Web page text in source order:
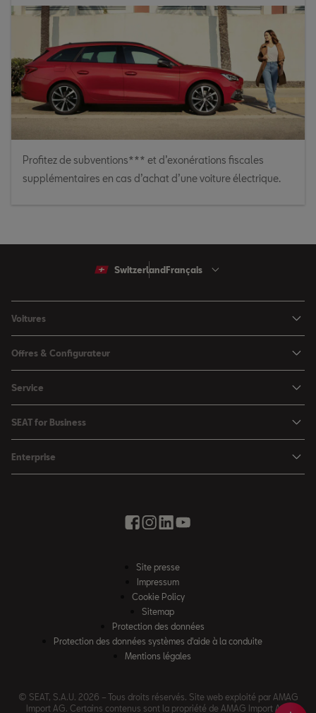
Profitez de subventions*** et d’exonérations fiscales
supplémentaires en cas d’achat d’une voiture électrique.
Switzerland Français
Voitures
Ibiza
Leon
Leon Sportstourer
Ateca
Offres & Configurateur
Offres
Catalogues & les listes de prix
SEAT Occasion Plus
Boutique d'accessoires
Service
SEAT Service
Accessoires automobiles
SEAT for Business
Offres
Enterprise
Vous faire avancer avec SEAT
Loi sur l’esclavage moderne
WLTP – Une nouvelle norme
Impressum
Site presse
Impressum
Cookie Policy
Sitemap
Protection des données
Protection des données systèmes d'aide à la conduite
Mentions légales
© SEAT, S.A.U. 2026 – Tous droits réservés. Site web exploité par AMAG
Import AG. Certains contenus sont la propriété de AMAG Import AG.